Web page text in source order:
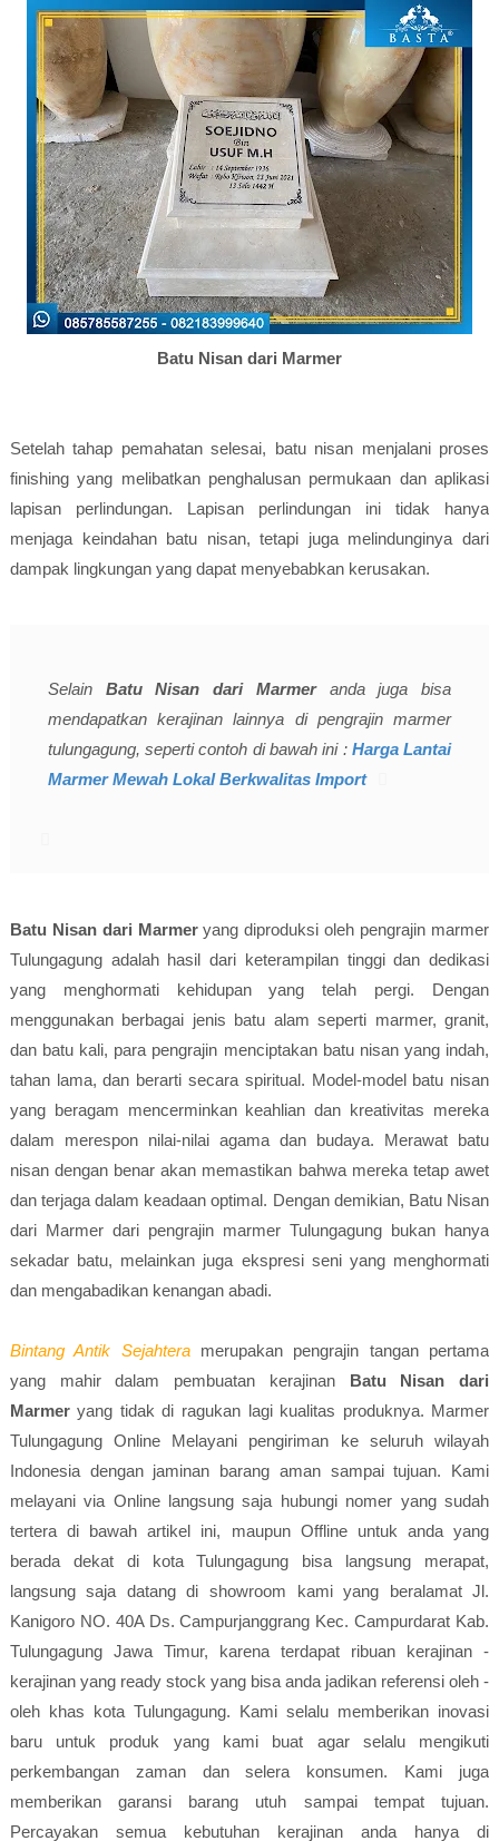
Batu Nisan dari Marmer
Setelah tahap pemahatan selesai, batu nisan menjalani proses
finishing yang melibatkan penghalusan permukaan dan aplikasi
lapisan perlindungan. Lapisan perlindungan ini tidak hanya
menjaga keindahan batu nisan, tetapi juga melindunginya dari
dampak lingkungan yang dapat menyebabkan kerusakan.
SelainBatu Nisan dari Marmer anda juga bisa
mendapatkan kerajinan lainnya di pengrajin marmer
tulungagung, seperti contoh di bawah ini : Harga Lantai
Marmer Mewah Lokal Berkwalitas Import
Batu Nisan dari Marmeryang diproduksi oleh pengrajin marmer
Tulungagung adalah hasil dari keterampilan tinggi dan dedikasi
yang menghormati kehidupan yang telah pergi. Dengan
menggunakan berbagai jenis batu alam seperti marmer, granit,
dan batu kali, para pengrajin menciptakan batu nisan yang indah,
tahan lama, dan berarti secara spiritual. Model-model batu nisan
yang beragam mencerminkan keahlian dan kreativitas mereka
dalam merespon nilai-nilai agama dan budaya. Merawat batu
nisan dengan benar akan memastikan bahwa mereka tetap awet
dan terjaga dalam keadaan optimal. Dengan demikian, Batu Nisan
dari Marmerdari pengrajin marmer Tulungagung bukan hanya
sekadar batu, melainkan juga ekspresi seni yang menghormati
dan mengabadikan kenangan abadi.
Bintang Antik Sejahteramerupakan pengrajin tangan pertama
yang mahir dalam pembuatan kerajinan Batu Nisan dari
Marmeryang tidak di ragukan lagi kualitas produknya. Marmer
Tulungagung Online Melayani pengiriman ke seluruh wilayah
Indonesia dengan jaminan barang aman sampai tujuan. Kami
melayani via Online langsung saja hubungi nomer yang sudah
tertera di bawah artikel ini, maupun Offline untuk anda yang
berada dekat di kota Tulungagung bisa langsung merapat,
langsung saja datang di showroom kami yang beralamat Jl.
Kanigoro NO. 40A Ds. Campurjanggrang Kec. Campurdarat Kab.
Tulungagung Jawa Timur, karena terdapat ribuan kerajinan -
kerajinan yang ready stock yang bisa anda jadikan referensi oleh -
oleh khas kota Tulungagung. Kami selalu memberikan inovasi
baru untuk produk yang kami buat agar selalu mengikuti
perkembangan zaman dan selera konsumen. Kami juga
memberikan garansi barang utuh sampai tempat tujuan.
Percayakan semua kebutuhan kerajinan anda hanya di